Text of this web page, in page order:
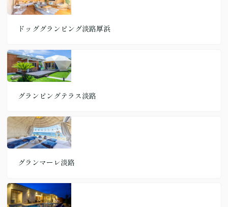
ドッググランピング淡路厚浜
グランピングテラス淡路
グランマーレ淡路